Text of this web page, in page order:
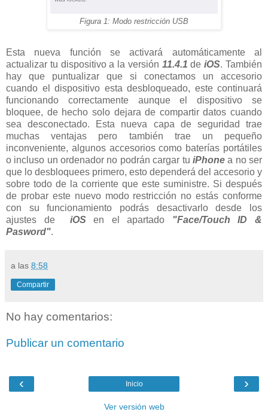
Figura 1: Modo restricción USB
Esta nueva función se activará automáticamente al
actualizar tu dispositivo a la versión 11.4.1 deiOS. También
hay que puntualizar que si conectamos un accesorio
cuando el dispositivo esta desbloqueado, este continuará
funcionando correctamente aunque el dispositivo se
bloquee, de hecho solo dejara de compartir datos cuando
sea desconectado. Esta nueva capa de seguridad trae
muchas ventajas pero también trae un pequeño
inconveniente, algunos accesorios como baterías portátiles
o incluso un ordenador no podrán cargar tu iPhonea no ser
que lo desbloquees primero, esto dependerá del accesorio y
sobre todo de la corriente que este suministre. Si después
de probar este nuevo modo restricción no estás conforme
con su funcionamiento podrás desactivarlo desde los
ajustes de iOSen el apartado "Face/Touch ID &
Pasword".
a las 8:58
Compartir
No hay comentarios:
Publicar un comentario
‹ ›
Inicio
Ver versión web